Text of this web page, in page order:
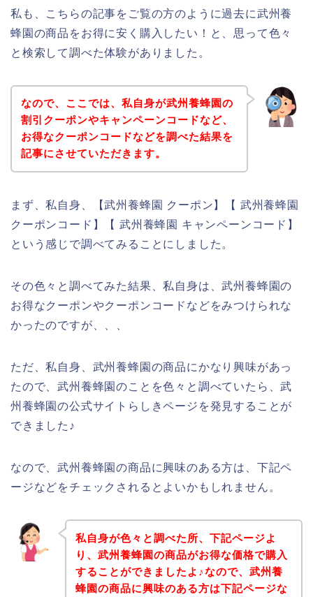
私も、こちらの記事をご覧の方のように過去に武州養
蜂園の商品をお得に安く購入したい！と、思って色々
と検索して調べた体験がありました。
なので、ここでは、私自身が武州養蜂園の
割引クーポンやキャンペーンコードなど、
お得なクーポンコードなどを調べた結果を
記事にさせていただきます。
まず、私自身、【武州養蜂園 クーポン】【 武州養蜂園
クーポンコード】【 武州養蜂園 キャンペーンコード】
という感じで調べてみることにしました。
その色々と調べてみた結果、私自身は、武州養蜂園の
お得なクーポンやクーポンコードなどをみつけられな
かったのですが、、、
ただ、私自身、武州養蜂園の商品にかなり興味があっ
たので、武州養蜂園のことを色々と調べていたら、武
州養蜂園の公式サイトらしきページを発見することが
できました♪
なので、武州養蜂園の商品に興味のある方は、下記ペ
ージなどをチェックされるとよいかもしれません。
私自身が色々と調べた所、下記ページよ
り、武州養蜂園の商品がお得な価格で購入
することができましたよ♪なので、武州養
蜂園の商品に興味のある方は下記ページな